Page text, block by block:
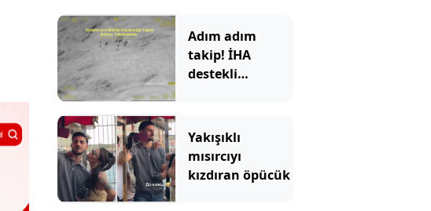
Adım adım
takip! İHA
destekli
uyuşturucu ele
geçirildi
Yakışıklı
mısırcıyı
kızdıran öpücük